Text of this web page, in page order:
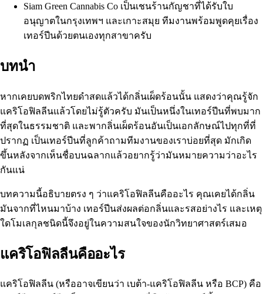
Siam Green Cannabis Co เป็นเชนร้านกัญชาที่ได้รับใบ
อนุญาตในกรุงเทพฯ และเกาะสมุย ทีมงานพร้อมพูดคุยเรื่อง
เทอร์ปีนด้วยตนเองทุกสาขาครับ
บทนำ
หากเคยบดพริกไทยดำสดแล้วได้กลิ่นเผ็ดร้อนนั้น แสดงว่าคุณรู้จัก
แคริโอฟิลลีนแล้วโดยไม่รู้ตัวครับ มันเป็นหนึ่งในเทอร์ปีนที่พบมาก
ที่สุดในธรรมชาติ และพากลิ่นเผ็ดร้อนอันเป็นเอกลักษณ์ไปทุกที่ที่
ปรากฏ เป็นเทอร์ปีนที่ลูกค้าถามทีมงานของเราบ่อยที่สุด มักเกิด
ขึ้นหลังจากเห็นชื่อบนฉลากแล้วอยากรู้ว่ามันหมายความว่าอะไร
กันแน่
บทความนี้อธิบายตรง ๆ ว่าแคริโอฟิลลีนคืออะไร คุณเคยได้กลิ่น
มันจากที่ไหนมาบ้าง เทอร์ปีนส่งผลต่อกลิ่นและรสอย่างไร และเหตุ
ใดโมเลกุลชนิดนี้จึงอยู่ในความสนใจของนักวิทยาศาสตร์เสมอ
แคริโอฟิลลีนคืออะไร
แคริโอฟิลลีน (หรืออาจเขียนว่า เบต้า-แคริโอฟิลลีน หรือ BCP) คือ